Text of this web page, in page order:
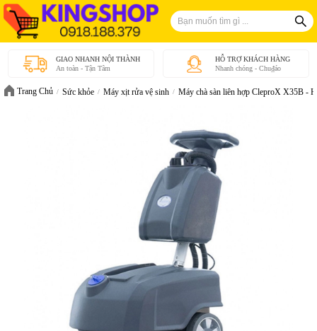
GIAO NHANH NỘI THÀNH
An toàn - Tận Tâm
HỖ TRỢ KHÁCH HÀNG
Nhanh chóng - Chu₫áo
Trang Chủ Sức khỏe Máy xịt rửa vệ sinh Máy chà sàn liên hợp CleproX X35B -